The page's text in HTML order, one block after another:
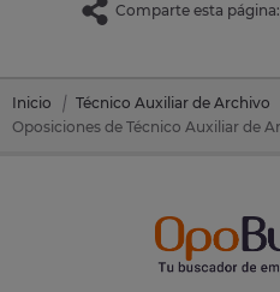
Comparte esta página:
Inicio Técnico Auxiliar de Archivo